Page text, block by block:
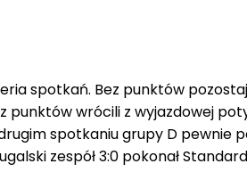
spotkań. Bez punktów
punktów wrócili z wyjazdowej
spotkaniu grupy D pewnie
zespół 3:0 pokonał